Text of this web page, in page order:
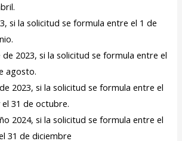
si la solicitud se formula entre el 1 de
2023, si la solicitud se formula entre el
agosto.
2023, si la solicitud se formula entre el
31 de octubre.
2024, si la solicitud se formula entre el
31 de diciembre